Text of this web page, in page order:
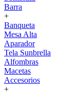
Barra
+
Banqueta
Mesa Alta
Aparador
Tela Sunbrella
Alfombras
Macetas
Accesorios
+